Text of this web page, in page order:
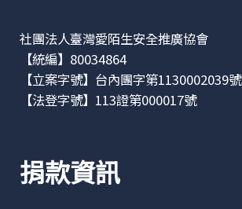
社團法人臺灣愛陌生安全推廣協會
【統編】80034864
【立案字號】台內團字第1130002039號
【法登字號】113證第000017號
捐款資訊